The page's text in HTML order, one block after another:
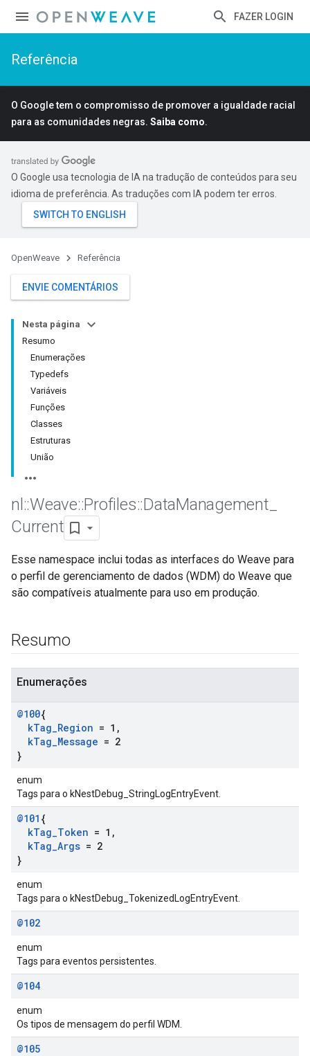
FAZER LOGIN
Referência
O Google tem o compromisso de promover a igualdade racial
para as comunidades negras. Saiba como.
O Google usa tecnologia de IA na tradução de conteúdos para seu
idioma de preferência. As traduções com IA podem ter erros.
OpenWeave Referência
ENVIE COMENTÁRIOS
Nesta página
Resumo
Enumerações
Typedefs
Variáveis
Funções
Classes
Estruturas
União
nl ::Weave::Profiles::DataManagement
Current
Esse namespace inclui todas as interfaces do Weave para
o perfil de gerenciamento de dados (WDM) do Weave que
são compatíveis atualmente para uso em produção.
Resumo
Enumerações
@100{
kTag_Region = 1 ,
kTag_Message = 2
}
enum
Tags para o kNestDebug_StringLogEntryEvent.
@101 {
kTag_Token = 1 ,
kTag_Args = 2
}
enum
Tags para o kNestDebug_TokenizedLogEntryEvent.
@102
enum
Tags para eventos persistentes.
@104
enum
Os tipos de mensagem do perfil WDM.
@105